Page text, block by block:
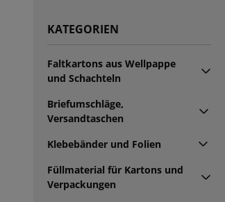
KATEGORIEN
Faltkartons aus Wellpappe
und Schachteln
Briefumschläge,
Versandtaschen
Klebebänder und Folien
Füllmaterial für Kartons und
Verpackungen